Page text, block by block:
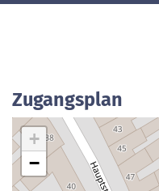
Zugangsplan
+
−